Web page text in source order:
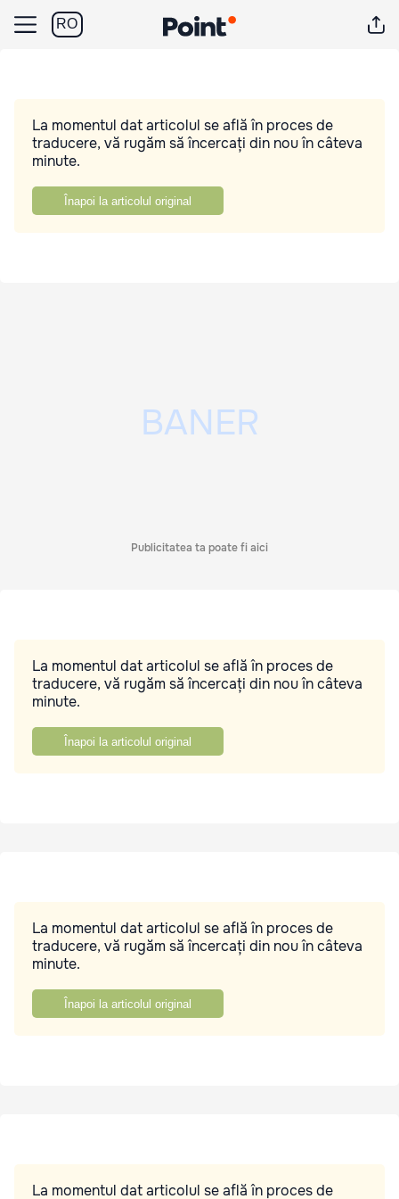
RO
La momentul dat articolul se află în proces de
traducere, vă rugăm să încercați din nou în câteva
minute.
Înapoi la articolul original
Publicitatea ta poate fi aici
La momentul dat articolul se află în proces de
traducere, vă rugăm să încercați din nou în câteva
minute.
Înapoi la articolul original
La momentul dat articolul se află în proces de
traducere, vă rugăm să încercați din nou în câteva
minute.
Înapoi la articolul original
La momentul dat articolul se află în proces de